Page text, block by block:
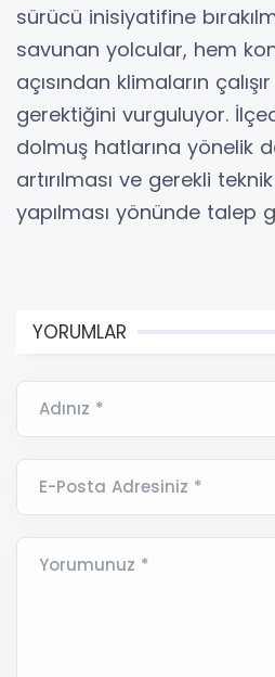
sürücü inisiyatifine
savunan yolcular, hem
açısından klimaların
gerektiğini vurguluyor.
dolmuş hatlarına yönelik
artırılması ve gerekli
yapılması yönünde talep
YORUMLAR
Adınız *
E-Posta Adresiniz *
Yorumunuz *